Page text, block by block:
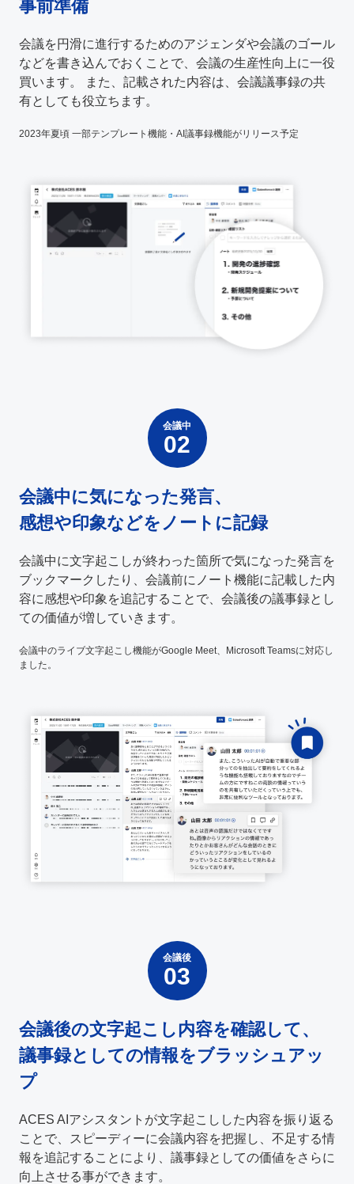
事前準備
会議を円滑に進行するためのアジェンダや会議のゴール
などを書き込んでおくことで、会議の生産性向上に一役
買います。 また、記載された内容は、会議議事録の共
有としても役立ちます。
2023年夏頃 一部テンプレート機能・AI議事録機能がリリース予定
会議中
会議中に気になった発言、
感想や印象などをノートに記録
会議中に文字起こしが終わった箇所で気になった発言を
ブックマークしたり、会議前にノート機能に記載した内
容に感想や印象を追記することで、会議後の議事録とし
ての価値が増していきます。
会議中のライブ文字起こし機能がGoogle Meet、Microsoft Teamsに対応し
ました。
会議後
会議後の文字起こし内容を確認して、
議事録としての情報をブラッシュアッ
プ
ACES AIアシスタントが文字起こしした内容を振り返る
ことで、スピーディーに会議内容を把握し、不足する情
報を追記することにより、議事録としての価値をさらに
向上させる事ができます。